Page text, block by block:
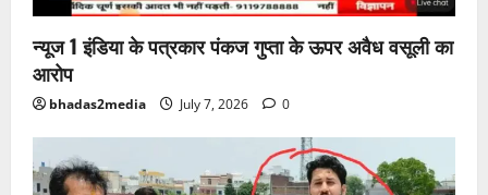
न्यूज 1 इंडिया के पत्रकार पंकज गुप्ता के ऊपर अवैध वसूली का
आरोप
bhadas2media July 7, 2026 0